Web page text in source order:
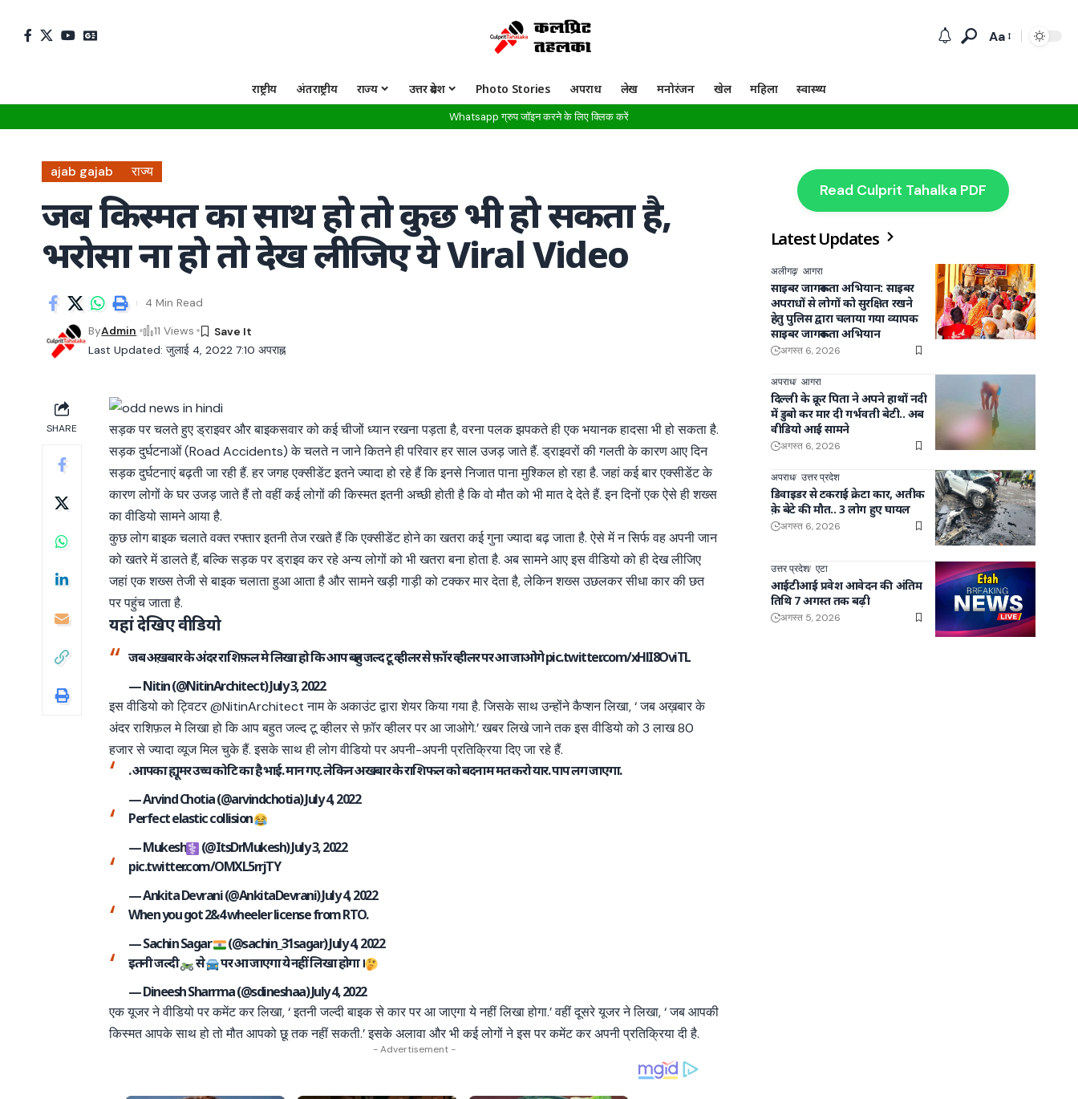
Aa
राष्ट्रीय अंतराष्ट्रीय राज्य उत्तर प्रदेश Photo Stories अपराध लेख मनोरंजन खेल महिला स्वास्थ्य
Whatsapp ग्रुप जॉइन करने के लिए क्लिक करें
ajab gajab राज्य
जब किस्मत का साथ हो तो कुछ भी हो सकता है,
भरोसा ना हो तो देख लीजिए ये Viral Video
Last Updated: जुलाई 4, 2022 7:10 अपराह्न
ByAdmin 11 Views
4 Min Read
SHARE
सड़क पर चलते हुए ड्राइवर और बाइकसवार को कई चीजों ध्यान रखना पड़ता है, वरना पलक झपकते ही एक भयानक हादसा भी हो सकता है.
सड़क दुर्घटनाओं (Road Accidents) के चलते न जाने कितने ही परिवार हर साल उजड़ जाते हैं. ड्राइवरों की गलती के कारण आए दिन
सड़क दुर्घटनाएं बढ़ती जा रही हैं. हर जगह एक्सीडेंट इतने ज्यादा हो रहे हैं कि इनसे निजात पाना मुश्किल हो रहा है. जहां कई बार एक्सीडेंट के
कारण लोगों के घर उजड़ जाते हैं तो वहीं कई लोगों की किस्मत इतनी अच्छी होती है कि वो मौत को भी मात दे देते हैं. इन दिनों एक ऐसे ही शख्स
का वीडियो सामने आया है.
कुछ लोग बाइक चलाते वक्त रफ्तार इतनी तेज रखते हैं कि एक्सीडेंट होने का खतरा कई गुना ज्यादा बढ़ जाता है. ऐसे में न सिर्फ वह अपनी जान
को खतरे में डालते हैं, बल्कि सड़क पर ड्राइव कर रहे अन्य लोगों को भी खतरा बना होता है. अब सामने आए इस वीडियो को ही देख लीजिए
जहां एक शख्स तेजी से बाइक चलाता हुआ आता है और सामने खड़ी गाड़ी को टक्कर मार देता है, लेकिन शख्स उछलकर सीधा कार की छत
पर पहुंच जाता है.
यहां देखिए वीडियो
जब अख़बार के अंदर राशिफ़ल मे लिखा हो कि आप बहुत जल्द टू व्हीलर से फ़ॉर व्हीलर पर आ जाओगेpic.twitter.com/xHlI8OviTL
— Nitin (@NitinArchitect)July 3, 2022
इस वीडियो को ट्विटर @NitinArchitect नाम के अकाउंट द्वारा शेयर किया गया है. जिसके साथ उन्होंने कैप्शन लिखा, ‘ जब अख़बार के
अंदर राशिफ़ल मे लिखा हो कि आप बहुत जल्द टू व्हीलर से फ़ॉर व्हीलर पर आ जाओगे.’ खबर लिखे जाने तक इस वीडियो को 3 लाख 80
हजार से ज्यादा व्यूज मिल चुके हैं. इसके साथ ही लोग वीडियो पर अपनी-अपनी प्रतिक्रिया दिए जा रहे हैं.
. आपका ह्यूमर उच्च कोटि का है भाई. मान गए. लेकिन अखबार के राशिफल को बदनाम मत करो यार. पाप लग जाएगा.
— Arvind Chotia (@arvindchotia)July 4, 2022
Perfect elastic collision
— Mukesh
(@ItsDrMukesh)July 3, 2022
pic.twitter.com/OMXL5rrjTY
— Ankita Devrani (@AnkitaDevrani)July 4, 2022
When you got 2&4 wheeler license from RTO.
— Sachin Sagar
(@sachin_31sagar)July 4, 2022
इतनी जल्दी
से
पर आ जाएगा ये नहीं लिखा होगा ।
— Dineesh Sharrma (@sdineshaa)July 4, 2022
एक यूजर ने वीडियो पर कमेंट कर लिखा, ‘ इतनी जल्दी बाइक से कार पर आ जाएगा ये नहीं लिखा होगा.’ वहीं दूसरे यूजर ने लिखा, ‘ जब आपकी
किस्मत आपके साथ हो तो मौत आपको छू तक नहीं सकती.’ इसके अलावा और भी कई लोगों ने इस पर कमेंट कर अपनी प्रतिक्रिया दी है.
- Advertisement -
Read Culprit Tahalka PDF
Latest Updates
अलीगढ़ आगरा
साइबर जागरूकता अभियान: साइबर
अपराधों से लोगों को सुरक्षित रखने
हेतु पुलिस द्वारा चलाया गया व्यापक
साइबर जागरूकता अभियान
अगस्त 6, 2026
अपराध आगरा
दिल्ली के क्रूर पिता ने अपने हाथों नदी
में डुबो कर मार दी गर्भवती बेटी.. अब
वीडियो आई सामने
अगस्त 6, 2026
अपराध उत्तर प्रदेश
डिवाइडर से टकराई क्रेटा कार, अतीक
क़े बेटे की मौत.. 3 लोग हुए घायल
अगस्त 6, 2026
उत्तर प्रदेश एटा
आईटीआई प्रवेश आवेदन की अंतिम
तिथि 7 अगस्त तक बढ़ी
अगस्त 5, 2026